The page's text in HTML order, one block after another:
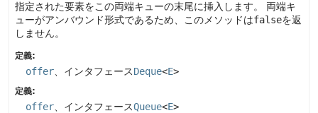
指定された要素をこの両端キューの末尾に挿入します。
両端キ
ューがアンバウンド形式であるため、このメソッドはfalseを返
しません。
定義:
offer 、インタフェースDeque<E>
定義:
offer 、インタフェースQueue<E>